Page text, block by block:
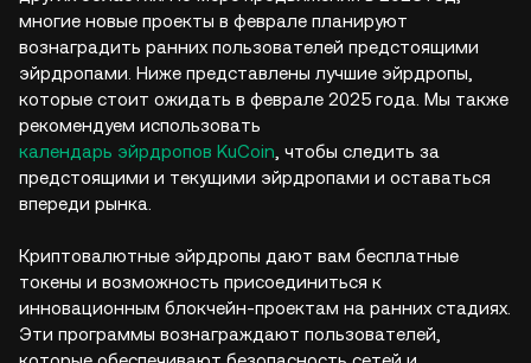
многие новые проекты в феврале планируют
вознаградить ранних пользователей предстоящими
эйрдропами. Ниже представлены лучшие эйрдропы,
которые стоит ожидать в феврале 2025 года. Мы также
рекомендуем использовать
календарь эйрдропов KuCoin , чтобы следить за
предстоящими и текущими эйрдропами и оставаться
впереди рынка.
Криптовалютные эйрдропы дают вам бесплатные
токены и возможность присоединиться к
инновационным блокчейн-проектам на ранних стадиях.
Эти программы вознаграждают пользователей,